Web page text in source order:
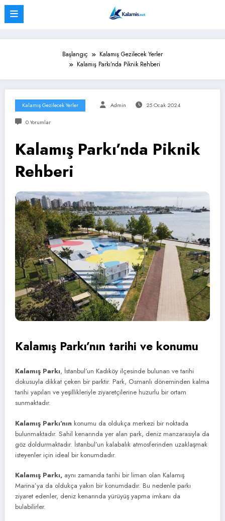
İçeriğe
Başlangıç
Kalamış Gezilecek Yerler
Kalamış Parkı’nda Piknik Rehberi
Kalamış Gezilecek Yerler Admin 25 Ocak 2024
0 Yorumlar
Kalamış Parkı’nda Piknik
Rehberi
Kalamış Parkı’nın tarihi ve konumu
Kalamış Parkı, İstanbul’un Kadıköy ilçesinde bulunan ve tarihi
dokusuyla dikkat çeken bir parktır. Park, Osmanlı döneminden kalma
tarihi yapıları ve yeşillikleriyle ziyaretçilerine huzurlu bir ortam
sunmaktadır.
Kalamış Parkı’nın konumu da oldukça merkezi bir noktada
bulunmaktadır. Sahil kenarında yer alan park, deniz manzarasıyla da
göz doldurmaktadır. İstanbul’un kalabalık atmosferinden uzaklaşmak
isteyenler için ideal bir konumdadır.
Kalamış Parkı, aynı zamanda tarihi bir liman olan Kalamış
Marina’ya da oldukça yakın bir konumdadır. Bu nedenle parkı
ziyaret edenler, deniz kenarında yürüyüş yapma imkanı da
bulabilirler.